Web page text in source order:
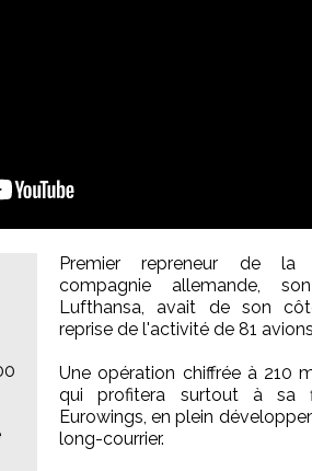
Premier repreneur de la
compagnie allemande,
Lufthansa, avait de son
reprise de l'activité de 81
Une opération chiffrée à 210
qui profitera surtout à sa
Eurowings, en plein
long-courrier.